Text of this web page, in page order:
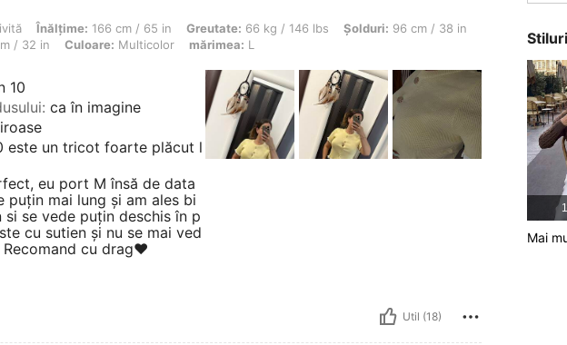
166 cm / 65 in, Greutate: 66 kg / 146 lbs, Șolduri: 96 cm / 38 in, Bust: 96 cm / 38 in, Talie: 81 cm / 32 in,
Înălţime: 166 cm / 65 in Greutate: 66 kg / 146 lbs Șolduri: 96 cm / 38 in
/ 32 in Culoare: Multicolor mărimea: L
10
: ca în imagine
este un tricot foarte plăcut l
eu port M însă de data
puțin mai lung și am ales bi
se vede puțin deschis în p
cu sutien și nu se mai ved
cu drag❤️
Util (18)
Mai